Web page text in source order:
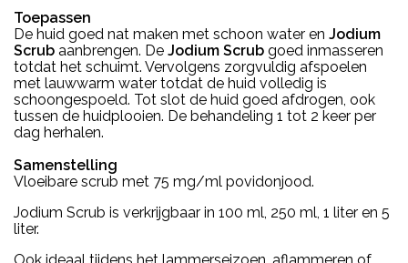
Toepassen
De huid goed nat maken met schoon water en Jodium
Scrub aanbrengen. De Jodium Scrub goed inmasseren
totdat het schuimt. Vervolgens zorgvuldig afspoelen
met lauwwarm water totdat de huid volledig is
schoongespoeld. Tot slot de huid goed afdrogen, ook
tussen de huidplooien. De behandeling 1 tot 2 keer per
dag herhalen.
Samenstelling
Vloeibare scrub met 75 mg/ml povidonjood.
Jodium Scrub is verkrijgbaar in 100 ml, 250 ml, 1 liter en 5
liter.
Ook ideaal tijdens het lammerseizoen, aflammeren of